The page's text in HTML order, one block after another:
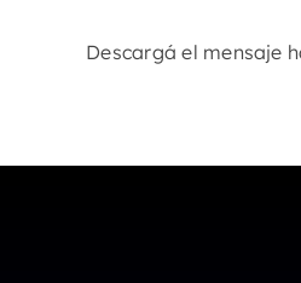
Descargá el mensaje